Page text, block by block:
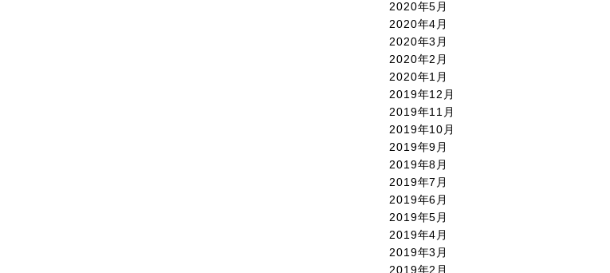
2020年5月
2020年4月
2020年3月
2020年2月
2020年1月
2019年12月
2019年11月
2019年10月
2019年9月
2019年8月
2019年7月
2019年6月
2019年5月
2019年4月
2019年3月
2019年2月